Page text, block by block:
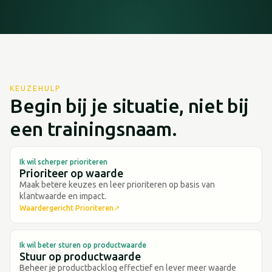
KEUZEHULP
Begin bij je situatie, niet bij
een trainingsnaam.
Ik wil scherper prioriteren
Prioriteer op waarde
Maak betere keuzes en leer prioriteren op basis van
klantwaarde en impact.
Waardergericht Prioriteren↗
Ik wil beter sturen op productwaarde
Stuur op productwaarde
Beheer je productbacklog effectief en lever meer waarde